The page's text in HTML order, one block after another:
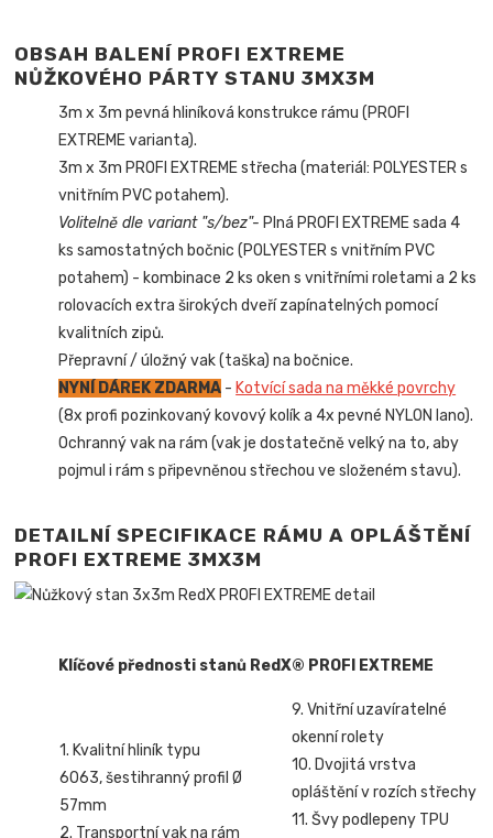
OBSAH BALENÍ PROFI EXTREME
NŮŽKOVÉHO PÁRTY STANU 3MX3M
3m x 3m pevná hliníková konstrukce rámu (PROFI
EXTREME varianta).
3m x 3m PROFI EXTREME střecha (materiál: POLYESTER s
vnitřním PVC potahem).
Volitelně dle variant "s/bez"- Plná PROFI EXTREME sada 4
ks samostatných bočnic (POLYESTER s vnitřním PVC
potahem) - kombinace 2 ks oken s vnitřními roletami a 2 ks
rolovacích extra širokých dveří zapínatelných pomocí
kvalitních zipů.
Přepravní / úložný vak (taška) na bočnice.
NYNÍ DÁREK ZDARMA - Kotvící sada na měkké povrchy
(8x profi pozinkovaný kovový kolík a 4x pevné NYLON lano).
Ochranný vak na rám (vak je dostatečně velký na to, aby
pojmul i rám s připevněnou střechou ve složeném stavu).
DETAILNÍ SPECIFIKACE RÁMU A OPLÁŠTĚNÍ
PROFI EXTREME 3MX3M
Klíčové přednosti stanů RedX® PROFI EXTREME
1. Kvalitní hliník typu
6063, šestihranný profil Ø
57mm
2. Transportní vak na rám
9. Vnitřní uzavíratelné
okenní rolety
10. Dvojitá vrstva
opláštění v rozích střechy
11. Švy podlepeny TPU